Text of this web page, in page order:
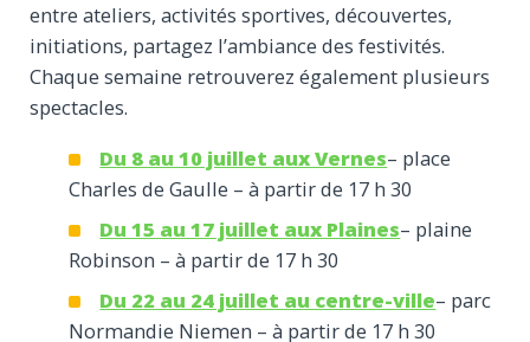
entre ateliers, activités sportives, découvertes,
initiations, partagez l’ambiance des festivités.
Chaque semaine retrouverez également plusieurs
spectacles.
Du 8 au 10 juillet aux Vernes– place
Charles de Gaulle – à partir de 17 h 30
Du 15 au 17 juillet aux Plaines– plaine
Robinson – à partir de 17 h 30
Du 22 au 24 juillet au centre-ville– parc
Normandie Niemen – à partir de 17 h 30